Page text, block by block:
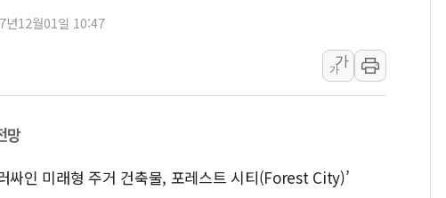
폐기물 수거하다 참변…60대 환경미
서울 중랑구 주택가서 흉기 난동…60
추미애, '위안부' 피해자 기림의 날 참
년12월01일 10:47
가
가
망
싸인 미래형 주거 건축물, 포레스트 시티(Forest City)’